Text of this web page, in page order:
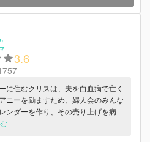
3.6
に住むクリスは、夫を白血病で亡く
ニーを励ますため、婦人会のみんな
ンダーを作り、その売り上げを病院
とを思いつき、奮闘する。実話をベ